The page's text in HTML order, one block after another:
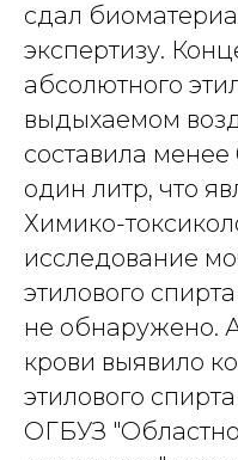
сдал
экспертизу.
абсолютного
выдыхаемом
составила
один литр, что
Химико-
исследование
этилового
не обнаружено.
крови выявило
этилового
ОГБУЗ